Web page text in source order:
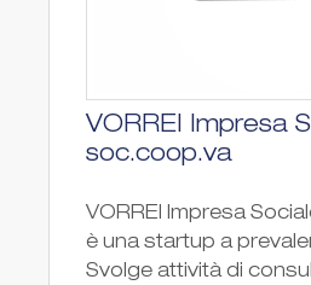
VORREI Impresa
soc.coop.va
VORREI Impresa
è una startup a
Svolge attività di